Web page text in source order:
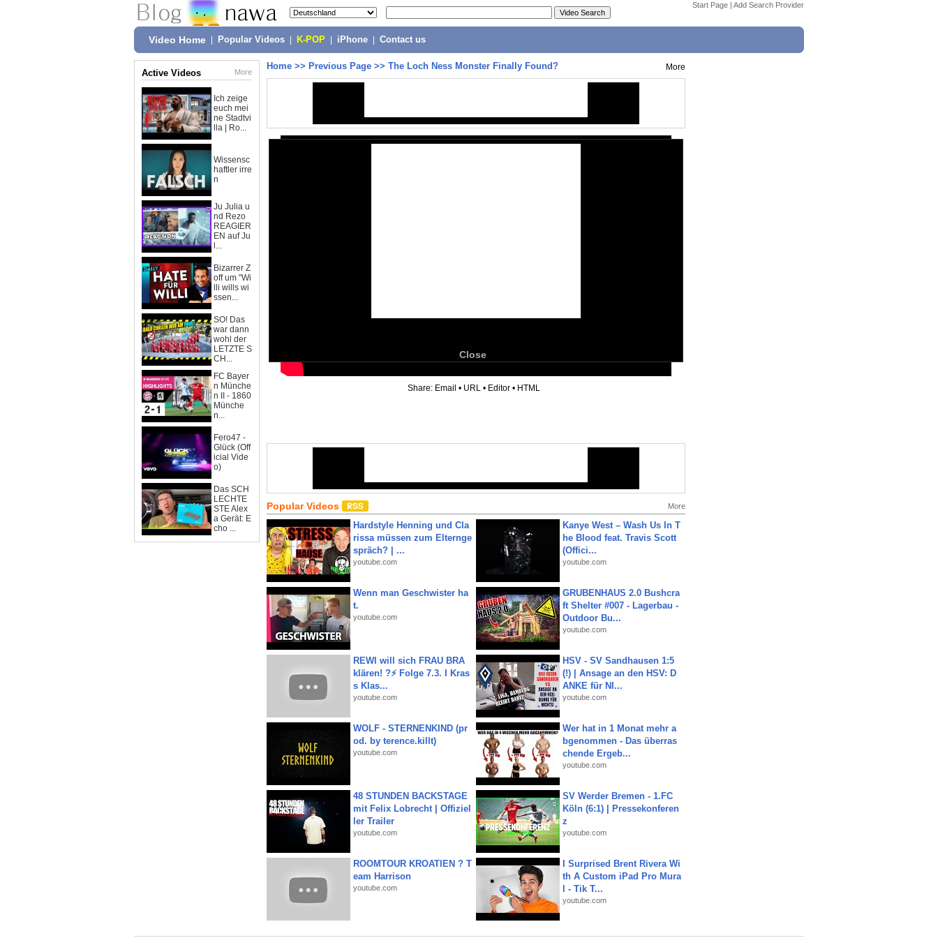
Start Page | Add Search Provider
Video Home Popular Videos K-POP iPhone Contact us
Active Videos More
Ich zeige
euch mei
ne Stadtvi
lla | Ro...
Wissensc
haftler irre
n
Ju Julia u
nd Rezo
REAGIER
EN auf Ju
l...
Bizarrer Z
off um "Wi
lli wills wi
ssen...
SO! Das
war dann
wohl der
LETZTE S
CH...
FC Bayer
n Münche
n II - 1860
Münche
n...
Fero47 -
Glück (Off
icial Vide
o)
Das SCH
LECHTE
STE Alex
a Gerät: E
cho ...
Home >> Previous Page >> The Loch Ness Monster Finally Found? More
Close
Share: Email • URL • Editor • HTML
Popular Videos More
Hardstyle Henning und Cla
rissa müssen zum Elternge
spräch? | ...
youtube.com
Kanye West – Wash Us In T
he Blood feat. Travis Scott
(Offici...
youtube.com
Wenn man Geschwister ha
t.
youtube.com
GRUBENHAUS 2.0 Bushcra
ft Shelter #007 - Lagerbau -
Outdoor Bu...
youtube.com
REWI will sich FRAU BRA
klären! ?⚡️ Folge 7.3. I Kras
s Klas...
youtube.com
HSV - SV Sandhausen 1:5
(!) | Ansage an den HSV: D
ANKE für NI...
youtube.com
WOLF - STERNENKIND (pr
od. by terence.killt)
youtube.com
Wer hat in 1 Monat mehr a
bgenommen - Das überras
chende Ergeb...
youtube.com
48 STUNDEN BACKSTAGE
mit Felix Lobrecht | Offiziel
ler Trailer
youtube.com
SV Werder Bremen - 1.FC
Köln (6:1) | Pressekonferen
z
youtube.com
ROOMTOUR KROATIEN ? T
eam Harrison
youtube.com
I Surprised Brent Rivera Wi
th A Custom iPad Pro Mura
l - Tik T...
youtube.com